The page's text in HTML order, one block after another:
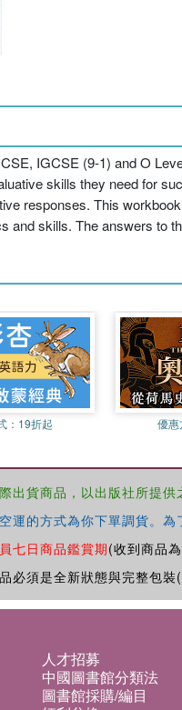
IGCSE (9-1) and O
skills they need for
responses. This
and skills. The answers to
： 19折起 優
出貨商品，以出版社所提
運的方式為你下單調貨。
七日商品鑑賞期(收到商品為
必須是全新狀態與完整包
人才招募
中國圖書館分類法
圖書館採購/編目